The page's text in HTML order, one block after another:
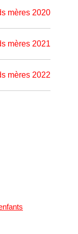
mères 2020
mères 2021
mères 2022